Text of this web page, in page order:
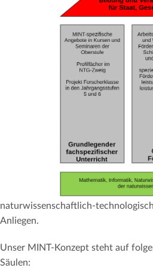
naturwissenschaftlich-
Anliegen.
Unser MINT-Konzept steht auf
Säulen: